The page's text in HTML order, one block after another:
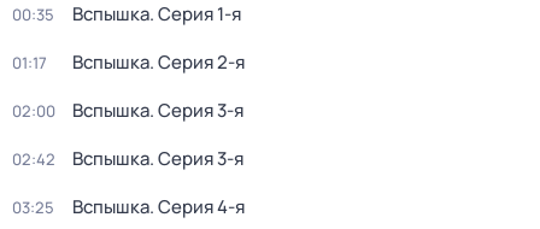
00:35 Вспышка. Серия 1-я
01:17 Вспышка. Серия 2-я
02:00 Вспышка. Серия 3-я
02:42 Вспышка. Серия 3-я
03:25 Вспышка. Серия 4-я